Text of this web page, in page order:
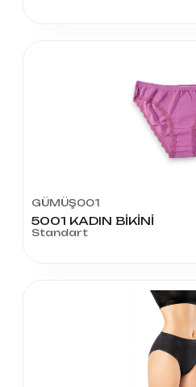
GÜMÜŞ001
5001 KADIN BİKİNİ
Standart